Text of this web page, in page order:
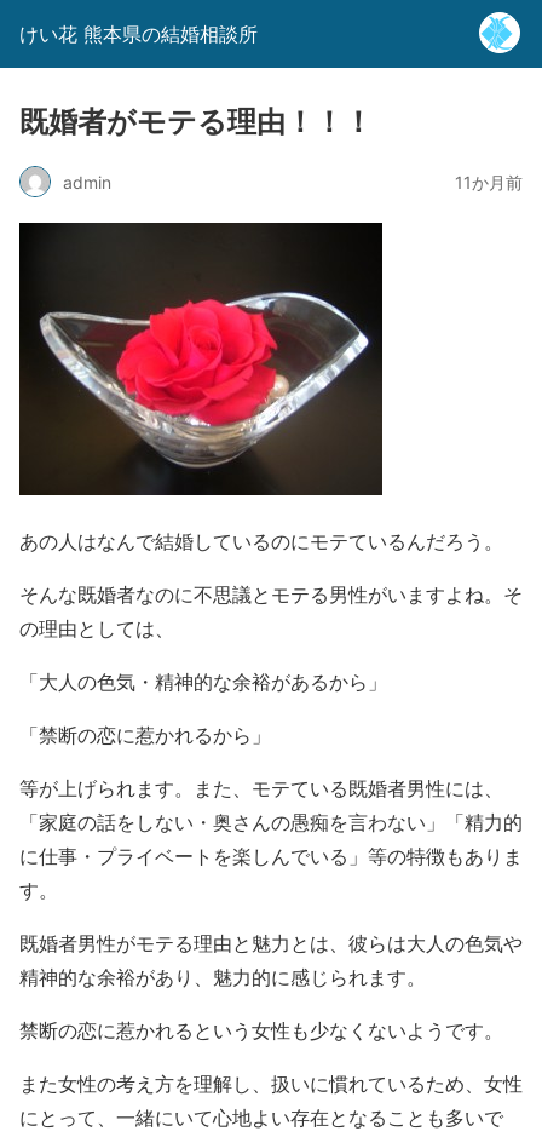
けい花 熊本県の結婚相談所
既婚者がモテる理由！！！
admin 11か月前
あの人はなんで結婚しているのにモテているんだろう。
そんな既婚者なのに不思議とモテる男性がいますよね。そ
の理由としては、
「大人の色気・精神的な余裕があるから」
「禁断の恋に惹かれるから」
等が上げられます。また、モテている既婚者男性には、
「家庭の話をしない・奥さんの愚痴を言わない」「精力的
に仕事・プライベートを楽しんでいる」等の特徴もありま
す。
既婚者男性がモテる理由と魅力とは、彼らは大人の色気や
精神的な余裕があり、魅力的に感じられます。
禁断の恋に惹かれるという女性も少なくないようです。
また女性の考え方を理解し、扱いに慣れているため、女性
にとって、一緒にいて心地よい存在となることも多いで